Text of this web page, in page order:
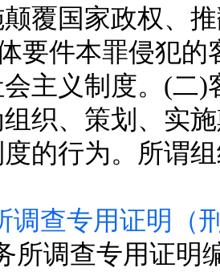
覆国家政权、
要件本罪侵犯的
主义制度。(二)
织、策划、实
的行为。所谓
调查专用证明（
调查专用证明